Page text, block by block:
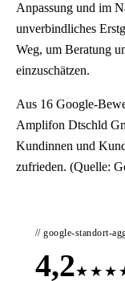
Anpassung und im
unverbindliches
Weg, um Beratung
einzuschätzen.
Aus 16 Google-
Amplifon Dtschld
Kundinnen und
zufrieden. (Quelle:
// google-standort-
4,2★ ★ ★